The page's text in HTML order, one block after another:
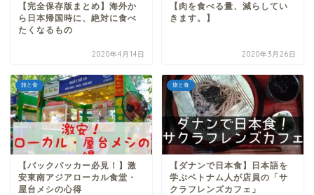
【完全保存版まとめ】海外か
ら日本帰国時に、絶対に食べ
たくなるもの
2020年4月14日
【肉を食べる量、減らしてい
きます。】
2020年3月26日
旅と食
【バックパッカー必見！】激
安東南アジアローカル食堂・
屋台メシの心得
旅と食
【ダナンで日本食】日本語を
学ぶベトナム人が店員の「サ
クラフレンズカフェ」